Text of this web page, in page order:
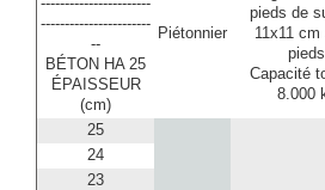
-----------------------
--
BÉTON HA 25
ÉPAISSEUR
(cm)
Piétonnier
pieds de
11x11 cm
pieds
Capacité
8.000
25
24
23